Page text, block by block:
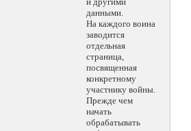
данными.
На каждого воина
заводится
отдельная
страница,
посвященная
конкретному
участнику войны.
Прежде чем
начать
обрабатывать